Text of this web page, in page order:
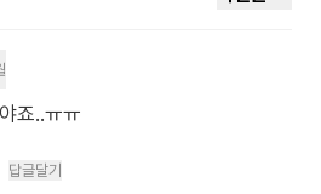
죠..ㅠㅠ
답글달기